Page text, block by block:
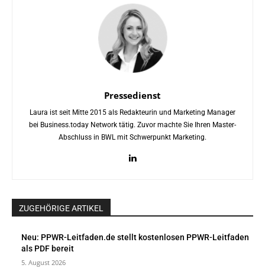
Pressedienst
Laura ist seit Mitte 2015 als Redakteurin und Marketing Manager
bei Business.today Network tätig. Zuvor machte Sie Ihren Master-
Abschluss in BWL mit Schwerpunkt Marketing.
ZUGEHÖRIGE ARTIKEL
Neu: PPWR-Leitfaden.de stellt kostenlosen PPWR-Leitfaden
als PDF bereit
5. August 2026